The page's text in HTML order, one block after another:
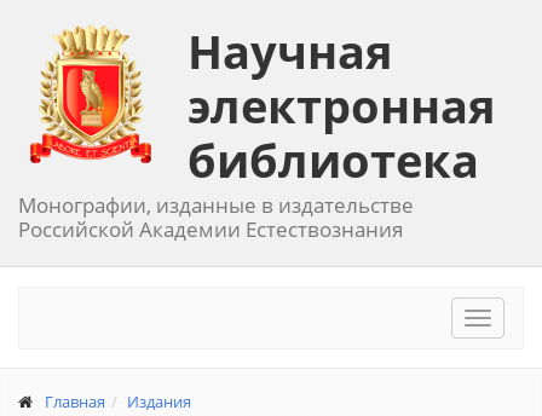
Научная
электронная
библиотека
Монографии, изданные в издательстве
Российской Академии Естествознания
Toggle
Главная
Издания